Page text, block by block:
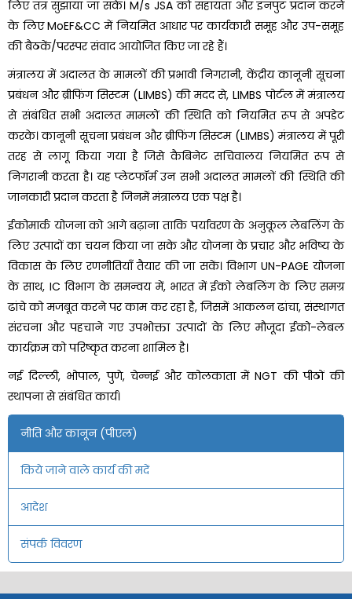
नीति और कानून (पीएल)
किये जाने वाले कार्य की मदें
आदेश
संपर्क विवरण
लिए तंत्र सुझाया जा सके। M/s JSA को सहायता और इनपुट प्रदान करने
के लिए MoEF&CC में नियमित आधार पर कार्यकारी समूह और उप-समूह
की बैठकें/परस्पर संवाद आयोजित किए जा रहे हैं।
मंत्रालय में अदालत के मामलों की प्रभावी निगरानी, केंद्रीय कानूनी सूचना
प्रबंधन और ब्रीफिंग सिस्टम (LIMBS) की मदद से, LIMBS पोर्टल में मंत्रालय
से संबंधित सभी अदालत मामलों की स्थिति को नियमित रूप से अपडेट
करके। कानूनी सूचना प्रबंधन और ब्रीफिंग सिस्टम (LIMBS) मंत्रालय में पूरी
तरह से लागू किया गया है जिसे कैबिनेट सचिवालय नियमित रूप से
निगरानी करता है। यह प्लेटफॉर्म उन सभी अदालत मामलों की स्थिति की
जानकारी प्रदान करता है जिनमें मंत्रालय एक पक्ष है।
ईकोमार्क योजना को आगे बढ़ाना ताकि पर्यावरण के अनुकूल लेबलिंग के
लिए उत्पादों का चयन किया जा सके और योजना के प्रचार और भविष्य के
विकास के लिए रणनीतियाँ तैयार की जा सकें। विभाग UN-PAGE योजना
के साथ, IC विभाग के समन्वय में, भारत में ईको लेबलिंग के लिए समग्र
ढांचे को मजबूत करने पर काम कर रहा है, जिसमें आकलन ढांचा, संस्थागत
संरचना और पहचाने गए उपभोक्ता उत्पादों के लिए मौजूदा ईको-लेबल
कार्यक्रम को परिष्कृत करना शामिल है।
नई दिल्ली, भोपाल, पुणे, चेन्नई और कोलकाता में NGT की पीठों की
स्थापना से संबंधित कार्य।